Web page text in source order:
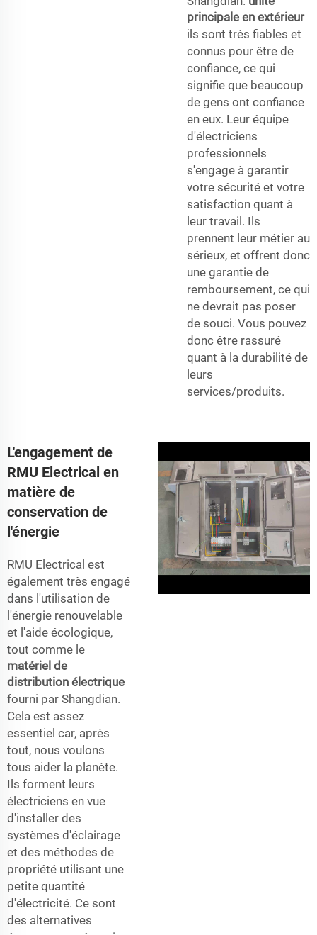
principale en extérieur
ils sont très fiables et
connus pour être de
confiance, ce qui
signifie que beaucoup
de gens ont confiance
en eux. Leur équipe
d'électriciens
professionnels
s'engage à garantir
votre sécurité et votre
satisfaction quant à
leur travail. Ils
prennent leur métier au
sérieux, et offrent donc
une garantie de
remboursement, ce qui
ne devrait pas poser
de souci. Vous pouvez
donc être rassuré
quant à la durabilité de
leurs
services/produits.
L'engagement de
RMU Electrical en
matière de
conservation de
l'énergie
RMU Electrical est
également très engagé
dans l'utilisation de
l'énergie renouvelable
et l'aide écologique,
tout comme le
matériel de
distribution électrique
fourni par Shangdian.
Cela est assez
essentiel car, après
tout, nous voulons
tous aider la planète.
Ils forment leurs
électriciens en vue
d'installer des
systèmes d'éclairage
et des méthodes de
propriété utilisant une
petite quantité
d'électricité. Ce sont
des alternatives